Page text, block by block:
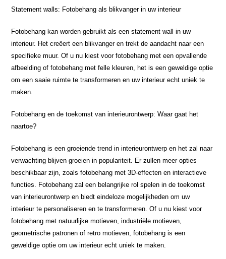
Statement walls: Fotobehang als blikvanger in uw interieur
Fotobehang kan worden gebruikt als een statement wall in uw
interieur. Het creëert een blikvanger en trekt de aandacht naar een
specifieke muur. Of u nu kiest voor fotobehang met een opvallende
afbeelding of fotobehang met felle kleuren, het is een geweldige optie
om een saaie ruimte te transformeren en uw interieur echt uniek te
maken.
Fotobehang en de toekomst van interieurontwerp: Waar gaat het
naartoe?
Fotobehang is een groeiende trend in interieurontwerp en het zal naar
verwachting blijven groeien in populariteit. Er zullen meer opties
beschikbaar zijn, zoals fotobehang met 3D-effecten en interactieve
functies. Fotobehang zal een belangrijke rol spelen in de toekomst
van interieurontwerp en biedt eindeloze mogelijkheden om uw
interieur te personaliseren en te transformeren. Of u nu kiest voor
fotobehang met natuurlijke motieven, industriële motieven,
geometrische patronen of retro motieven, fotobehang is een
geweldige optie om uw interieur echt uniek te maken.